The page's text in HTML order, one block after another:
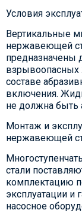
Условия
Вертикальные
нержавеющей
предназначены
взрывоопасных
составе
включения.
не должна быть
Монтаж и
нержавеющей
стали
комплектацию
эксплуатации и
насосное